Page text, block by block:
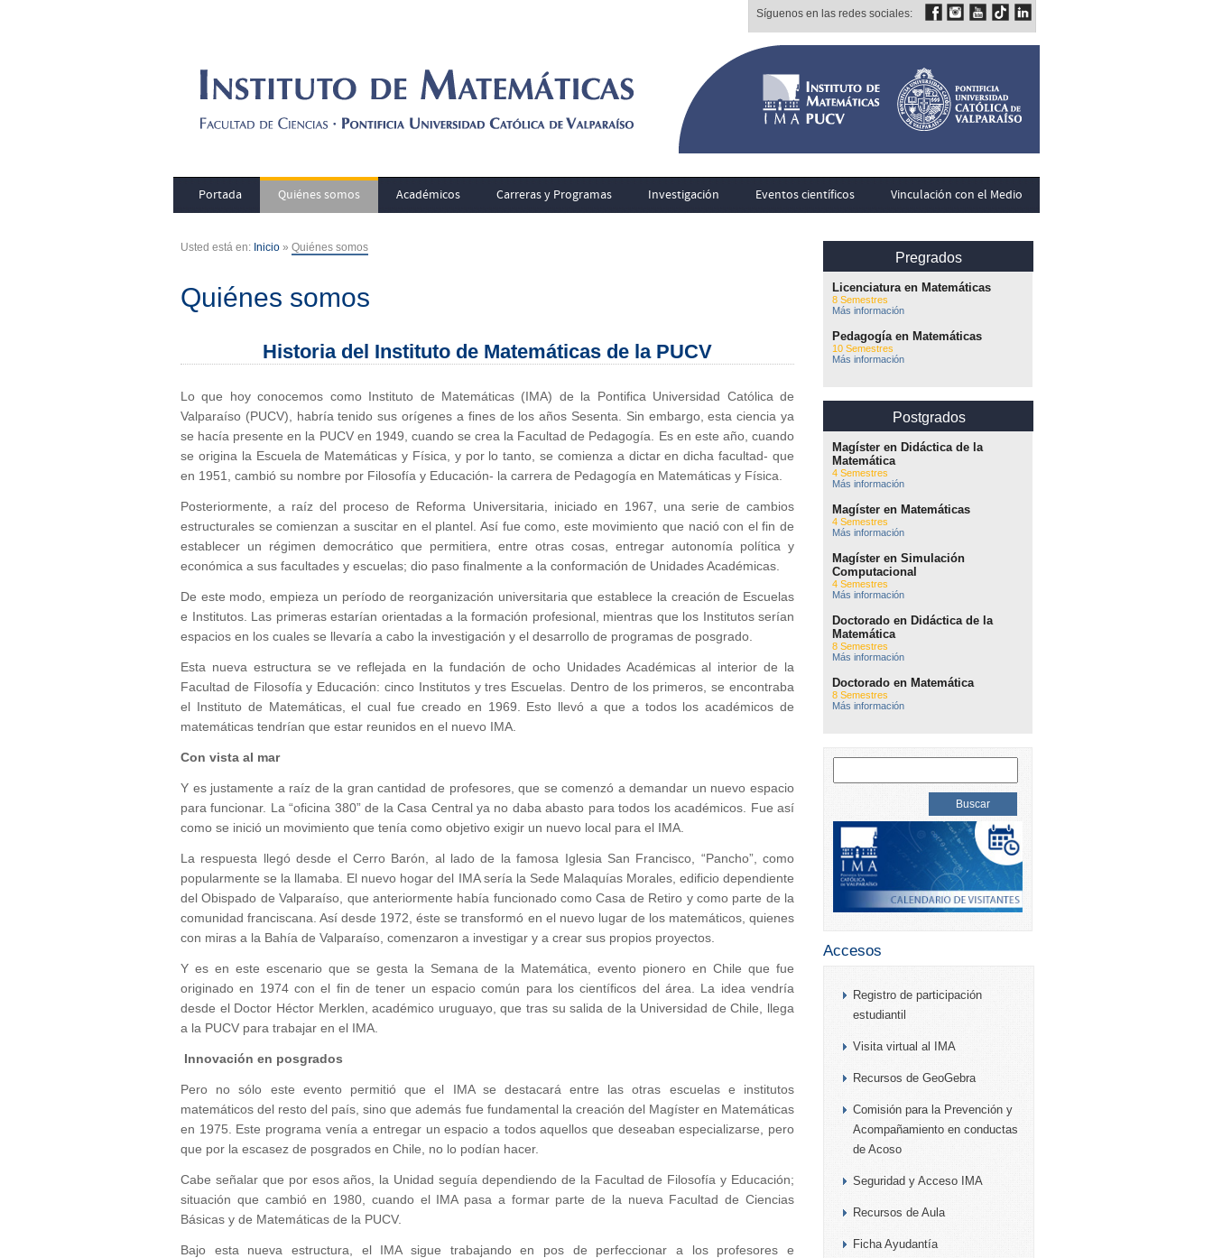
Síguenos en las redes sociales:
Portada Quiénes somos Académicos Carreras y Programas Investigación Eventos científicos Vinculación con el Medio
Usted está en: Inicio » Quiénes somos
Quiénes somos
Historia del Instituto de Matemáticas de la PUCV
Lo que hoy conocemos como Instituto de Matemáticas (IMA) de la Pontifica Universidad Católica de
Valparaíso (PUCV), habría tenido sus orígenes a fines de los años Sesenta. Sin embargo, esta ciencia ya
se hacía presente en la PUCV en 1949, cuando se crea la Facultad de Pedagogía. Es en este año, cuando
se origina la Escuela de Matemáticas y Física, y por lo tanto, se comienza a dictar en dicha facultad- que
en 1951, cambió su nombre por Filosofía y Educación- la carrera de Pedagogía en Matemáticas y Física.
Posteriormente, a raíz del proceso de Reforma Universitaria, iniciado en 1967, una serie de cambios
estructurales se comienzan a suscitar en el plantel. Así fue como, este movimiento que nació con el fin de
establecer un régimen democrático que permitiera, entre otras cosas, entregar autonomía política y
económica a sus facultades y escuelas; dio paso finalmente a la conformación de Unidades Académicas.
De este modo, empieza un período de reorganización universitaria que establece la creación de Escuelas
e Institutos. Las primeras estarían orientadas a la formación profesional, mientras que los Institutos serían
espacios en los cuales se llevaría a cabo la investigación y el desarrollo de programas de posgrado.
Esta nueva estructura se ve reflejada en la fundación de ocho Unidades Académicas al interior de la
Facultad de Filosofía y Educación: cinco Institutos y tres Escuelas. Dentro de los primeros, se encontraba
el Instituto de Matemáticas, el cual fue creado en 1969. Esto llevó a que a todos los académicos de
matemáticas tendrían que estar reunidos en el nuevo IMA.
Con vista al mar
Y es justamente a raíz de la gran cantidad de profesores, que se comenzó a demandar un nuevo espacio
para funcionar. La “oficina 380” de la Casa Central ya no daba abasto para todos los académicos. Fue así
como se inició un movimiento que tenía como objetivo exigir un nuevo local para el IMA.
La respuesta llegó desde el Cerro Barón, al lado de la famosa Iglesia San Francisco, “Pancho”, como
popularmente se la llamaba. El nuevo hogar del IMA sería la Sede Malaquías Morales, edificio dependiente
del Obispado de Valparaíso, que anteriormente había funcionado como Casa de Retiro y como parte de la
comunidad franciscana. Así desde 1972, éste se transformó en el nuevo lugar de los matemáticos, quienes
con miras a la Bahía de Valparaíso, comenzaron a investigar y a crear sus propios proyectos.
Y es en este escenario que se gesta la Semana de la Matemática, evento pionero en Chile que fue
originado en 1974 con el fin de tener un espacio común para los científicos del área. La idea vendría
desde el Doctor Héctor Merklen, académico uruguayo, que tras su salida de la Universidad de Chile, llega
a la PUCV para trabajar en el IMA.
Innovación en posgrados
Pero no sólo este evento permitió que el IMA se destacará entre las otras escuelas e institutos
matemáticos del resto del país, sino que además fue fundamental la creación del Magíster en Matemáticas
en 1975. Este programa venía a entregar un espacio a todos aquellos que deseaban especializarse, pero
que por la escasez de posgrados en Chile, no lo podían hacer.
Cabe señalar que por esos años, la Unidad seguía dependiendo de la Facultad de Filosofía y Educación;
situación que cambió en 1980, cuando el IMA pasa a formar parte de la nueva Facultad de Ciencias
Básicas y de Matemáticas de la PUCV.
Bajo esta nueva estructura, el IMA sigue trabajando en pos de perfeccionar a los profesores e
Pregrados
Licenciatura en Matemáticas
8 Semestres
Más información
Pedagogía en Matemáticas
10 Semestres
Más información
Postgrados
Magíster en Didáctica de la
Matemática
4 Semestres
Más información
Magíster en Matemáticas
4 Semestres
Más información
Magíster en Simulación
Computacional
4 Semestres
Más información
Doctorado en Didáctica de la
Matemática
8 Semestres
Más información
Doctorado en Matemática
8 Semestres
Más información
Accesos
Registro de participación
estudiantil
Visita virtual al IMA
Recursos de GeoGebra
Comisión para la Prevención y
Acompañamiento en conductas
de Acoso
Seguridad y Acceso IMA
Recursos de Aula
Ficha Ayudantía